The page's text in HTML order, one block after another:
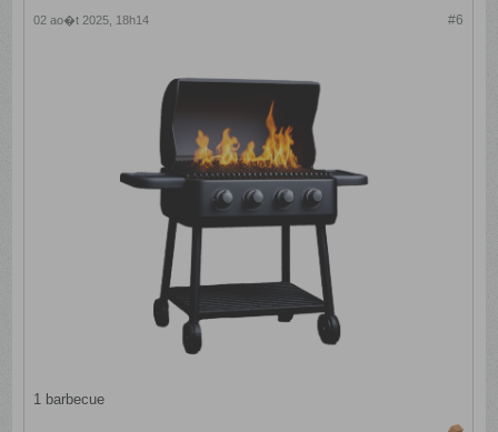
#6
02 ao�t 2025, 18h14
1 barbecue